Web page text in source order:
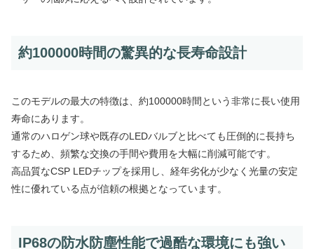
約100000時間の驚異的な長寿命設計
このモデルの最大の特徴は、約100000時間という非常に長い使用
寿命にあります。
通常のハロゲン球や既存のLEDバルブと比べても圧倒的に長持ち
するため、頻繁な交換の手間や費用を大幅に削減可能です。
高品質なCSP LEDチップを採用し、経年劣化が少なく光量の安定
性に優れている点が信頼の根拠となっています。
IP68の防水防塵性能で過酷な環境にも強い